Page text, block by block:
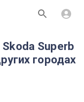
Superb
городах